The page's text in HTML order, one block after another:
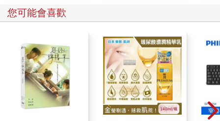
您可能會喜歡